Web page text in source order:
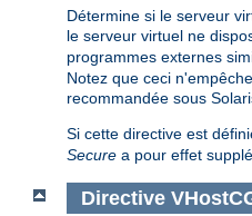
Détermine si le serveur
le serveur virtuel ne
programmes externes
Notez que ceci
recommandée sous
Si cette directive est
Secure a pour effet
Directive